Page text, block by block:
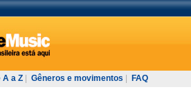
a Z Gêneros e movimentos FAQ